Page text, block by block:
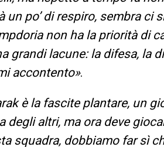
po’ di respiro, sembra ci
non ha la priorità di
grandi lacune: la difesa, la
accontento».
è la fascite plantare, un
degli altri, ma ora deve
squadra, dobbiamo far sì